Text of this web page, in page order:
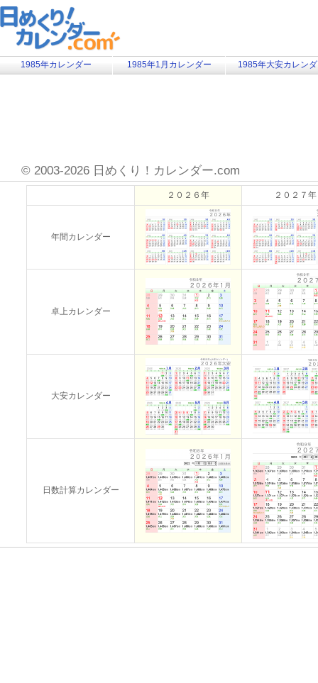
1985年カレンダー 1985年1月カレンダー 1985年大安カレン
© 2003-2026 日めくり！カレンダー.com
２０２６年 ２０２７年
年間カレンダー
卓上カレンダー
大安カレンダー
日数計算カレンダー